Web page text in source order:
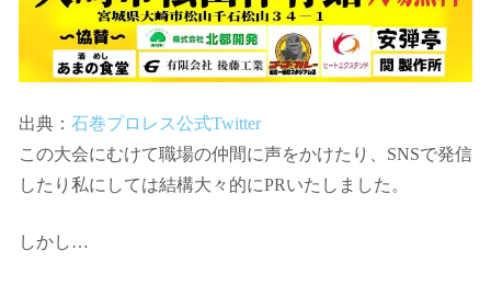
出典： 石巻プロレス公式Twitter
この大会にむけて職場の仲間に声をかけたり、SNSで発信
したり私にしては結構大々的にPRいたしました。
しかし…